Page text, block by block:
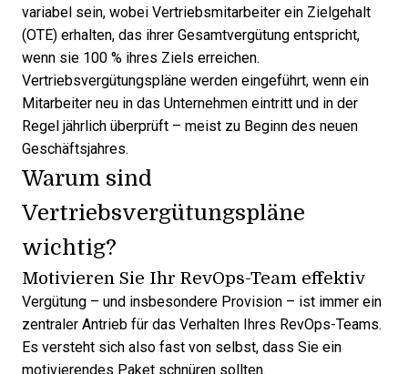
variabel sein, wobei Vertriebsmitarbeiter ein Zielgehalt
(OTE) erhalten, das ihrer Gesamtvergütung entspricht,
wenn sie 100 % ihres Ziels erreichen.
Vertriebsvergütungspläne werden eingeführt, wenn ein
Mitarbeiter neu in das Unternehmen eintritt und in der
Regel jährlich überprüft – meist zu Beginn des neuen
Geschäftsjahres.
Warum sind
Vertriebsvergütungspläne
wichtig?
Motivieren Sie Ihr RevOps-Team effektiv
Vergütung – und insbesondere Provision – ist immer ein
zentraler Antrieb für das Verhalten Ihres RevOps-Teams.
Es versteht sich also fast von selbst, dass Sie ein
motivierendes Paket schnüren sollten.